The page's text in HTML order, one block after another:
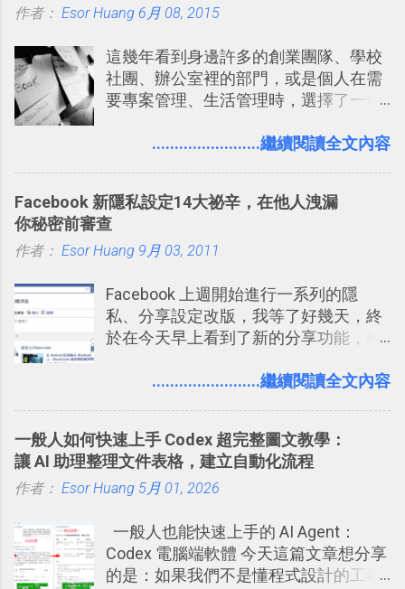
享合作，讓彼此都能在手機上查看這次
（或是沒有好的印表機），又不想跑照
提供了印照片的服務 ，而且價格不貴，
可以立即拿到，操作流程也十分簡單。
之前我在電腦玩物分享過：「 不需買印
方便教學 」。這篇文章則從印照片出
作者： Esor Huang 6月 08, 2015
這幾年看到身邊許多的創業團隊、學校
社團、辦公室裡的部門，或是個人在需
要專案管理、生活管理時，選擇了一個
一個什麼樣的管理工具，讓這麼多人都
念」的管理教學文章： 把 Evernote 當
作 Trello！ Kanbanote 筆記看板管理法
Google Drive 變身 Trello ！幫雲端硬碟
著 Trello ，卻還沒有在電腦玩物上寫過
一篇完整的介紹！雖然錯過了幾年前第
一時間推薦 Trello 的時機，但在這段時
澱自己的使用方法，歸納出「 為什麼值
學。 2015/6/13 新增： 免費專案管理軟
體推薦！困難計畫簡單管理 13 種工具
2016 年新增 ： 如何將 Trello 切換到繁
2016/7/7 新增 ： 如何活用 Trello 記
帳？我的理財計畫心得與看板範本
2016/7/13 新增： 如何將網頁資料快速
........................繼續閱讀全文內容
Facebook 新隱私設定14大祕辛，在他人洩漏
你秘密前審查
作者： Esor Huang 9月 03, 2011
Facebook 上週開始進行一系列的隱
私、分享設定改版，我等了好幾天，終
於在今天早上看到了新的分享功能，相
用新版的分享功能與隱私設定。 嚴格來
置。不過有一項很實用的設定是新增
的， 那就是可以 事先審查 朋友「標籤
你」的內容，決定要不要讓其他朋友看
標籤在他的訊息中，或是想把你標籤在
相片圖片裡，現在你都多了一個「事先
審查」的機制，可以決定這些你被標籤
........................繼續閱讀全文內容
一般人如何快速上手 Codex 超完整圖文教學：
讓 AI 助理整理文件表格，建立自動化流程
作者： Esor Huang 5月 01, 2026
一般人也能快速上手的 AI Agent：
Codex 電腦端軟體 今天這篇文章想分享
的是：如果我們不是懂程式設計的工程